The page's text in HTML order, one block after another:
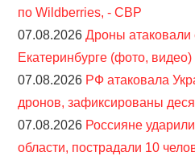
по Wildberries, - СВР
07.08.2026Дроны атаковали
Екатеринбурге (фото, видео)
07.08.2026 РФ атаковала
дронов, зафиксированы
07.08.2026 Россияне
области, пострадали 10